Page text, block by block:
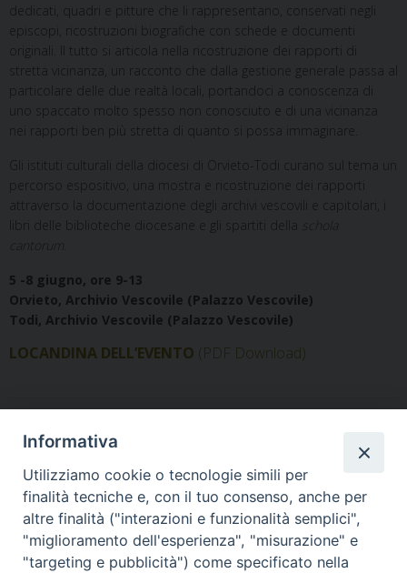
dedicati, quadri e pitture che li rappresentano, conservati negli
episcopi, ricostruzioni biografiche con schede e documenti
originali. Il tutto si articola nella ricostruzione dei rapporti di
stretta vicinanza, un racconto che dalla gestione generale passa al
particolare delle due realtà locali, portandoci a conoscenza di
uno spaccato molto spesso non conosciuto e di una vicinanza
nei rapporti ben più stretta di quanto si possa immaginare.
Gli istituti culturali della diocesi di Orvieto-Todi curano sul tema un
percorso espositivo, una mostra e ricostruzione dei rapporti
attraverso la documentazione degli archivi vescovili e capitolari, i
libri delle biblioteche diocesane e gli spartiti della
5 -8 giugno, ore 9-13
Orvieto, Archivio Vescovile (Palazzo Vescovile)
Todi, Archivio Vescovile (Palazzo Vescovile)
LOCANDINA DELL’EVENTO (PDF Download)
Home Il Vescovo Diocesi Pastorale
Liturgia
Informativa
Utilizziamo cookie o tecnologie simili per
finalità tecniche e, con il tuo consenso, anche per
altre finalità ("interazioni e funzionalità semplici",
"miglioramento dell'esperienza", "misurazione" e
"targeting e pubblicità") come specificato nella